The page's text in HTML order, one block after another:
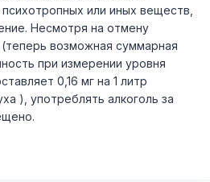
или иных веществ,
Несмотря на отмену
возможная суммарная
при измерении уровня
0,16 мг на 1 литр
), употреблять алкоголь за